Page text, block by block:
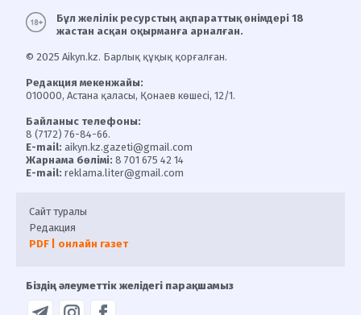
Бұл желілік ресурстың ақпараттық өнімдері 18
жастан асқан оқырманға арналған.
© 2025 Aikyn.kz. Барлық құқық қорғалған.
Редакция мекенжайы:
010000, Астана қаласы, Қонаев көшесі, 12/1.
Байланыс телефоны:
8 (7172) 76-84-66.
E-mail: aikyn.kz.gazeti@gmail.com
Жарнама бөлімі: 8 701 675 42 14
E-mail: reklama.liter@gmail.com
Сайт туралы
Редакция
PDF | онлайн газет
Біздің әлеуметтік желідегі парақшамыз